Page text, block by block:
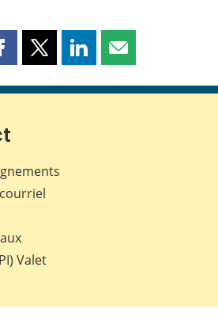
Partager
page
Partager
page
Partager
page
Valet